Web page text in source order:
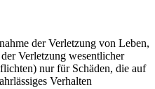
der Verletzung von Leben,
Verletzung wesentlicher
nur für Schäden, die auf
Verhalten